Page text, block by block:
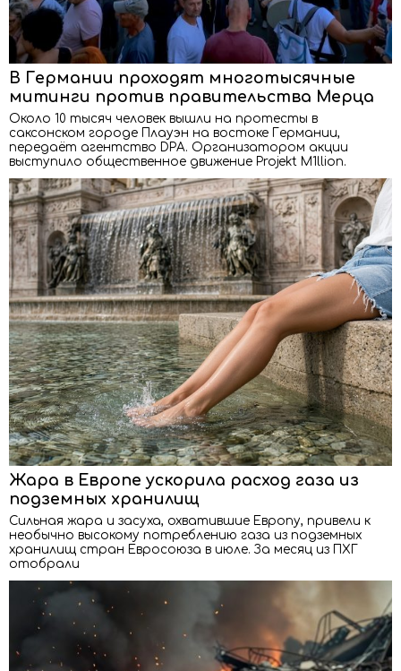
В Германии проходят многотысячные
митинги против правительства Мерца
Около 10 тысяч человек вышли на протесты в
саксонском городе Плауэн на востоке Германии,
передаёт агентство DPA. Организатором акции
выступило общественное движение Projekt M1llion.
Жара в Европе ускорила расход газа из
подземных хранилищ
Сильная жара и засуха, охватившие Европу, привели к
необычно высокому потреблению газа из подземных
хранилищ стран Евросоюза в июле. За месяц из ПХГ
отобрали